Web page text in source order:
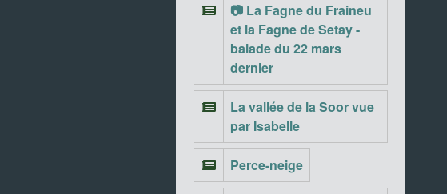
📷 La Fagne du Fraineu
et la Fagne de Setay -
balade du 22 mars
dernier
La vallée de la Soor vue
par Isabelle
Perce-neige